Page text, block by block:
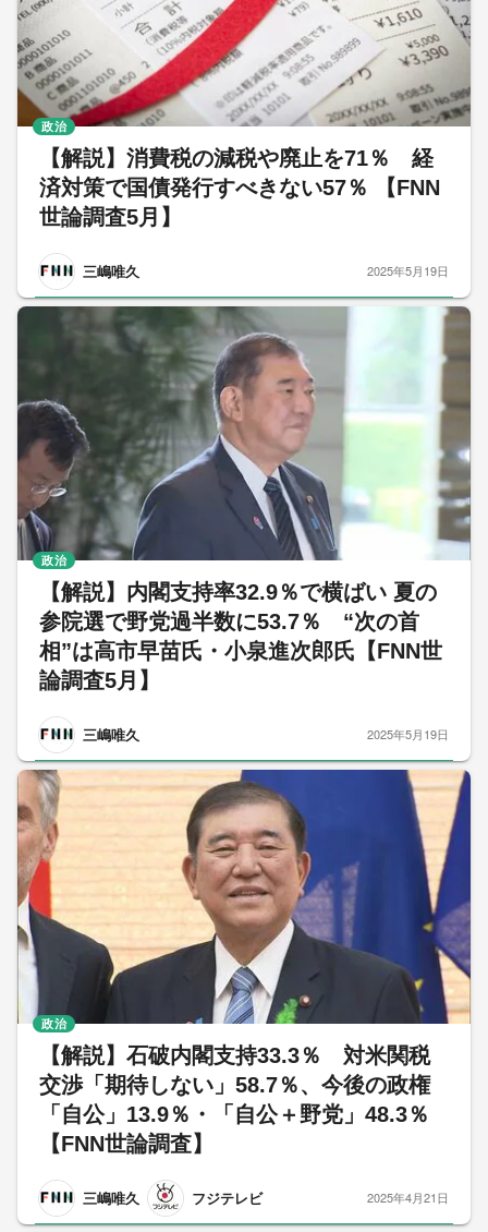
【解説】消費税の減税や廃止を71％ 経
済対策で国債発行すべきない57％ 【FNN
世論調査5月】
三嶋唯久
政治
2025年5月19日
【解説】内閣支持率32.9％で横ばい 夏の
参院選で野党過半数に53.7％ “次の首
相”は高市早苗氏・小泉進次郎氏【FNN世
論調査5月】
三嶋唯久
政治
2025年5月19日
【解説】石破内閣支持33.3％ 対米関税
交渉「期待しない」58.7％、今後の政権
「自公」13.9％・「自公＋野党」48.3％
【FNN世論調査】
三嶋唯久 フジテレビ
政治
2025年4月21日